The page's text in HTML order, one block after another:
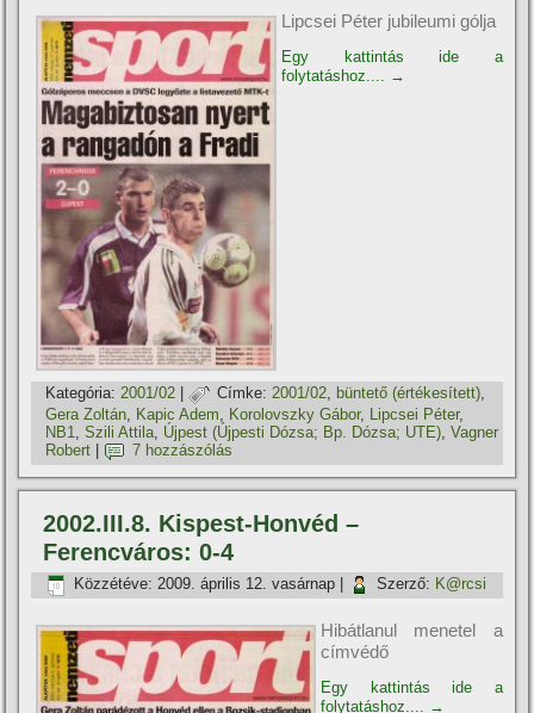
Lipcsei Péter jubileumi gólja
Egy kattintás ide a
folytatáshoz....
→
Kategória: 2001/02 | Címke: 2001/02, büntető (értékesí­tett),
Gera Zoltán Kapic Adem Korolovszky Gábor, Lipcsei Péter,
NB1
,Szili Attila Újpest (Újpesti Dózsa; Bp. Dózsa; UTE) ,Vagner
Robert
7 hozzászólás
2002.III.8. Kispest-Honvéd –
Ferencváros: 0-4
Közzétéve: 2009. április 12. vasárnap Szerző: K@rcsi
Hibátlanul menetel a
címvédő
Egy kattintás ide a
folytatáshoz....
→